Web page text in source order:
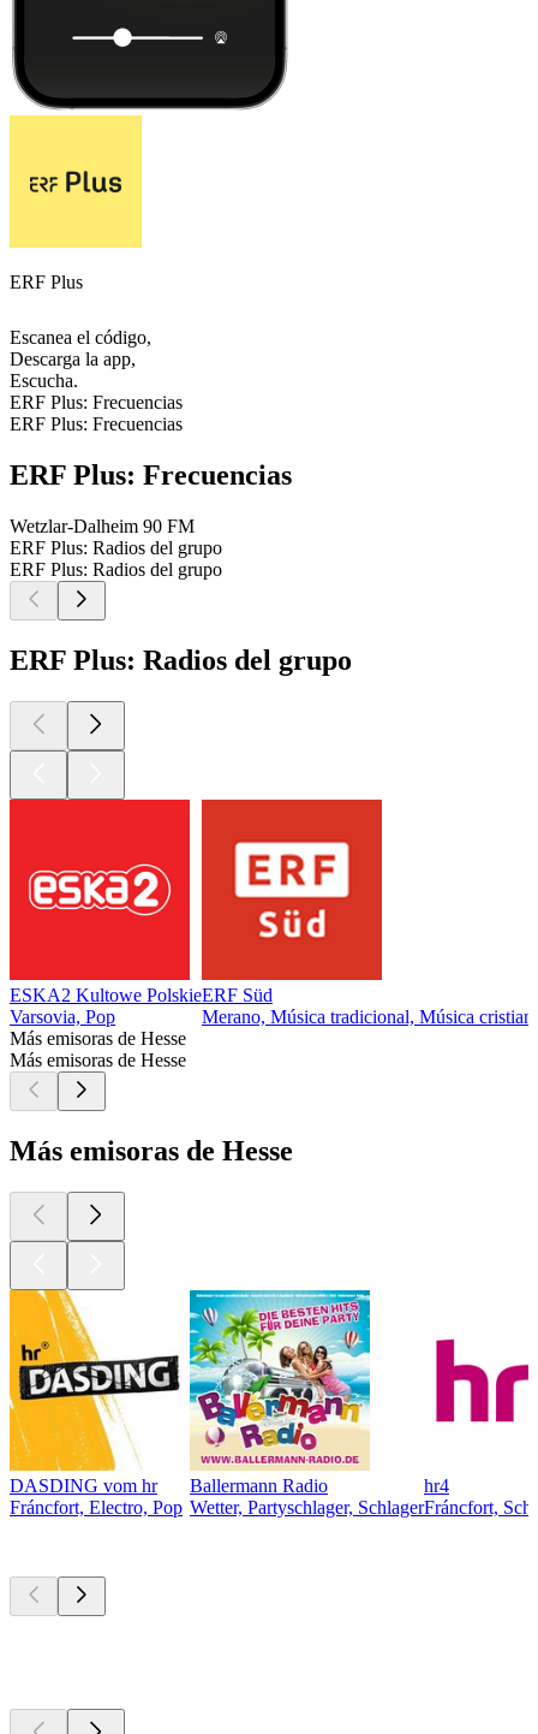
ERF Plus
Escanea el código,
Descarga la app,
Escucha.
ERF Plus: Frecuencias
ERF Plus: Frecuencias
ERF Plus: Frecuencias
Wetzlar-Dalheim 90 FM
ERF Plus: Radios del grupo
ERF Plus: Radios del grupo
ERF Plus: Radios del grupo
ESKA2 Kultowe Polskie
Varsovia, Pop
ERF Süd
Merano, Música tradicional, Música
Más emisoras de Hesse
Más emisoras de Hesse
Más emisoras de Hesse
DASDING vom hr
Fráncfort, Electro, Pop
Ballermann Radio
Wetter, Partyschlager, Schlager
hr4
Fráncfort,